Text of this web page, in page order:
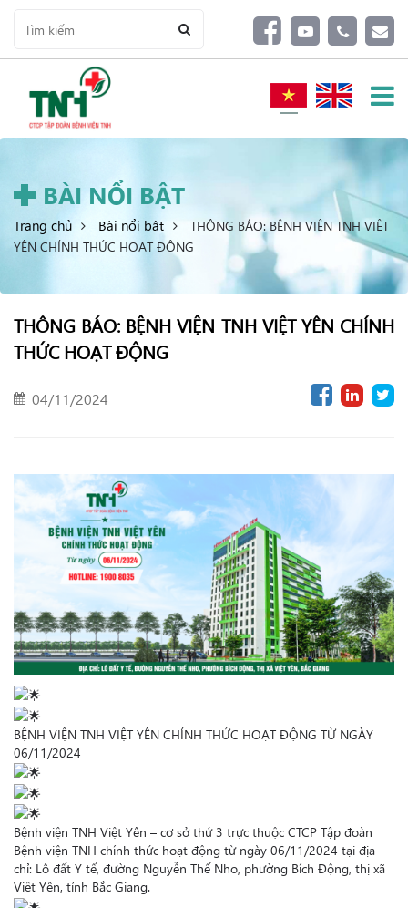
BÀI NỔI BẬT
Trang chủ Bài nổi bật
THÔNG BÁO: BỆNH VIỆN TNH VIỆT
YÊN CHÍNH THỨC HOẠT ĐỘNG
THÔNG BÁO: BỆNH VIỆN TNH VIỆT YÊN CHÍNH
THỨC HOẠT ĐỘNG
04/11/2024
BỆNH VIỆN TNH VIỆT YÊN CHÍNH THỨC HOẠT ĐỘNG TỪ NGÀY
06/11/2024
Bệnh viện TNH Việt Yên – cơ sở thứ 3 trực thuộc CTCP Tập đoàn
Bệnh viện TNH chính thức hoạt động từ ngày 06/11/2024 tại địa
chỉ: Lô đất Y tế, đường Nguyễn Thế Nho, phường Bích Động, thị xã
Việt Yên, tỉnh Bắc Giang.